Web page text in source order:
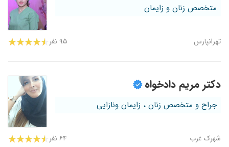
متخصص زنان و زایمان
تهرانپارس ۹۵ نفر
دکتر مریم دادخواه
جراح و متخصص زنان ، زایمان ونازایی
شهرک غرب ۶۴ نفر